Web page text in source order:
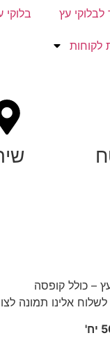
לבלוקי עץ בלוקי
לקוחות
– כולל קופסה
אלינו תמונה